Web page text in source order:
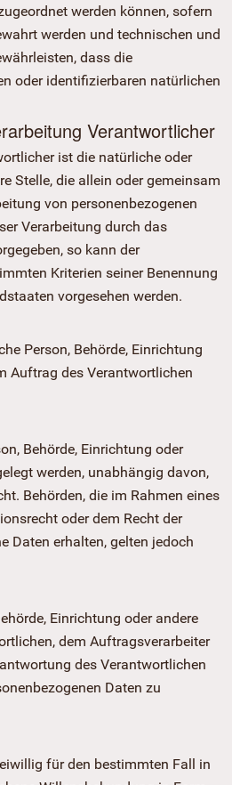
werden können, sofern
werden und technischen und
dass die
oder identifizierbaren natürlichen
Verantwortlicher
ist die natürliche oder
Stelle, die allein oder gemeinsam
von personenbezogenen
Verarbeitung durch das
so kann der
Kriterien seiner Benennung
vorgesehen werden.
Person, Behörde, Einrichtung
Auftrag des Verantwortlichen
Behörde, Einrichtung oder
werden, unabhängig davon,
Behörden, die im Rahmen eines
oder dem Recht der
Daten erhalten, gelten jedoch
Einrichtung oder andere
dem Auftragsverarbeiter
des Verantwortlichen
Daten zu
für den bestimmten Fall in